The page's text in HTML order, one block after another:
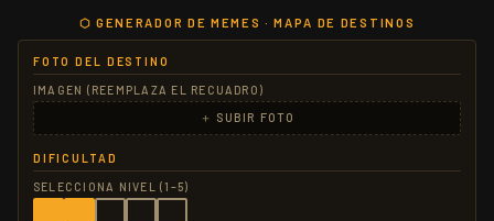
⬡ GENERADOR DE MEMES · MAPA DE DESTINOS
FOTO DEL DESTINO
IMAGEN (REEMPLAZA EL RECUADRO)
＋ SUBIR FOTO
DIFICULTAD
SELECCIONA NIVEL (1–5)